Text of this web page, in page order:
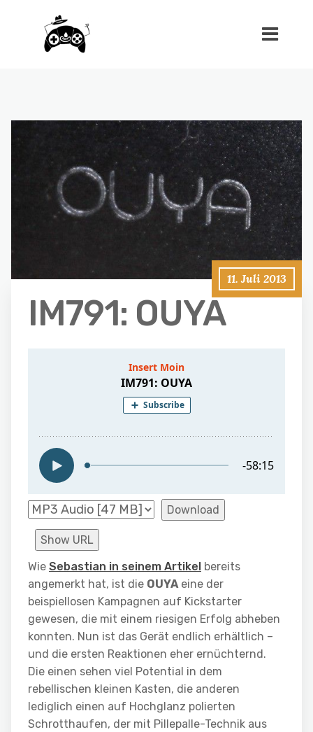
11. Juli 2013
IM791: OUYA
Download
Show URL
Wie Sebastian in seinem Artikel bereits
angemerkt hat, ist die OUYAeine der
beispiellosen Kampagnen auf Kickstarter
gewesen, die mit einem riesigen Erfolg abheben
konnten. Nun ist das Gerät endlich erhältlich –
und die ersten Reaktionen eher ernüchternd.
Die einen sehen viel Potential in dem
rebellischen kleinen Kasten, die anderen
lediglich einen auf Hochglanz polierten
Schrotthaufen, der mit Pillepalle-Technik aus